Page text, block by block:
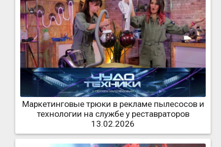
Маркетинговые трюки в рекламе пылесосов и
технологии на службе у реставраторов
13.02.2026